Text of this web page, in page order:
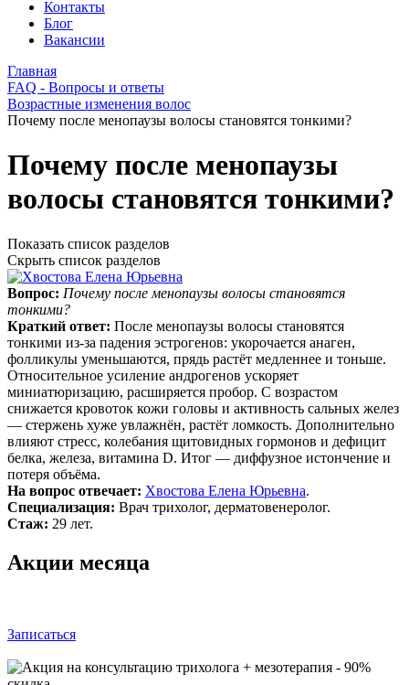
Контакты
Блог
Вакансии
Главная
FAQ - Вопросы и ответы
Возрастные изменения волос
Почему после менопаузы волосы становятся тонкими?
Почему после менопаузы
волосы становятся тонкими?
Показать список разделов
Скрыть список разделов
Вопрос: Почему после менопаузы волосы становятся
тонкими?
Краткий ответ: После менопаузы волосы становятся
тонкими из‑за падения эстрогенов: укорочается анаген,
фолликулы уменьшаются, прядь растёт медленнее и тоньше.
Относительное усиление андрогенов ускоряет
миниатюризацию, расширяется пробор. С возрастом
снижается кровоток кожи головы и активность сальных желез
— стержень хуже увлажнён, растёт ломкость. Дополнительно
влияют стресс, колебания щитовидных гормонов и дефицит
белка, железа, витамина D. Итог — диффузное истончение и
потеря объёма.
На вопрос отвечает: Хвостова Елена Юрьевна.
Специализация: Врач трихолог, дерматовенеролог.
Стаж: 29 лет.
Акции месяца
Записаться